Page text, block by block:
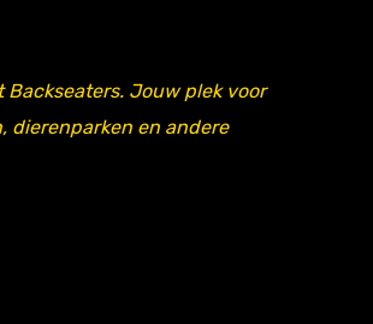
Backseaters. Jouw plek voor
dierenparken en andere